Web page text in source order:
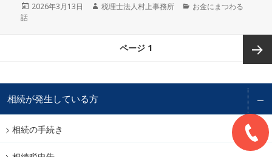
投
2026年3月13日
作
税理士法人村上事務所
カ
お金にまつわる
話
ゲ
ー
ン
ページ 1
ジ
相続が発生している方
相続の手続き